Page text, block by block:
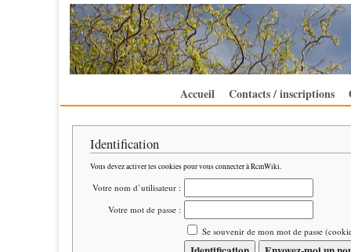
Accueil Contacts / inscriptions
Identification
Vous devez activer les cookies pour vous connecter à RcmWiki.
Votre nom d’utilisateur :
Votre mot de passe :
Se souvenir de mon mot de passe